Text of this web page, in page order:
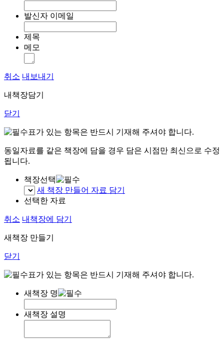
발신자 이메일
제목
메모
취소 내보내기
내책장담기
닫기
표가 있는 항목은 반드시 기재해 주셔야 합니다.
동일자료를 같은 책장에 담을 경우 담은 시점만 최신으로 수정
됩니다.
책장선택
새 책장 만들어 자료 담기
선택한 자료
취소 내책장에 담기
새책장 만들기
닫기
표가 있는 항목은 반드시 기재해 주셔야 합니다.
새책장 명
새책장 설명